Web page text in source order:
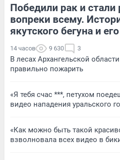
Победили рак и стали
вопреки всему.
якутского бегуна и
14 часов 9 630 3
В лесах Архангельской
правильно пожарить
«Я тебя счас ***, петухом
видео нападения уральского
«Как можно быть такой
взволновала всех видео в